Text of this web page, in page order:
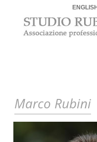
ENGLISH
contenuto
commercialista Germania,
bitcoin Verona,
Marco Rubini